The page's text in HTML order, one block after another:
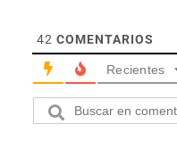
42 COMENTARIOS
Recientes